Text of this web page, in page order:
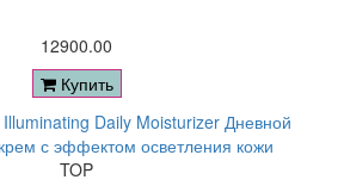
12900.00
Купить
TOP